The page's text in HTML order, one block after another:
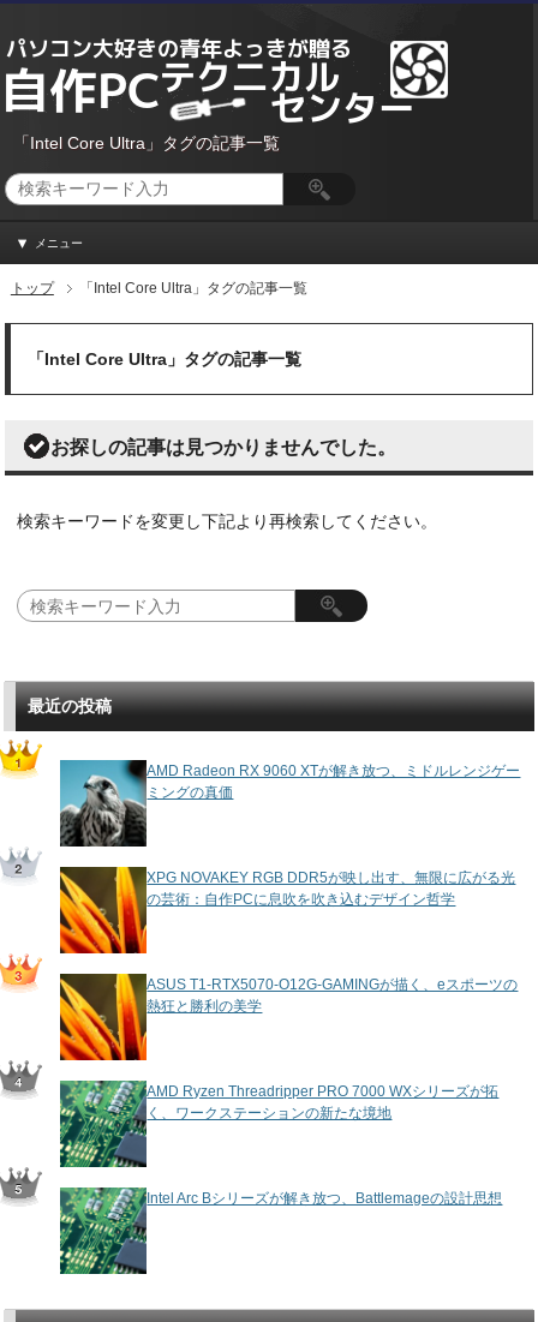
「Intel Core Ultra」タグの記事一覧
メニュー
トップ 「Intel Core Ultra」タグの記事一覧
「Intel Core Ultra」タグの記事一覧
お探しの記事は見つかりませんでした。
検索キーワードを変更し下記より再検索してください。
最近の投稿
AMD Radeon RX 9060 XTが解き放つ、ミドルレンジゲー
ミングの真価
XPG NOVAKEY RGB DDR5が映し出す、無限に広がる光
の芸術：自作PCに息吹を吹き込むデザイン哲学
ASUS T1-RTX5070-O12G-GAMINGが描く、eスポーツの
熱狂と勝利の美学
AMD Ryzen Threadripper PRO 7000 WXシリーズが拓
く、ワークステーションの新たな境地
Intel Arc Bシリーズが解き放つ、Battlemageの設計思想